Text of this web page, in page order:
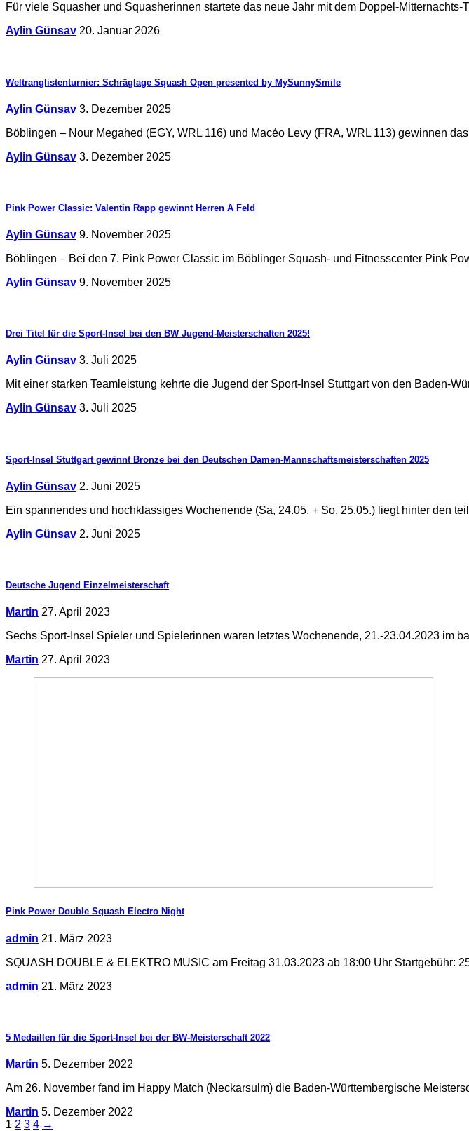
Für viele Squasher und Squasherinnen startete das neue Jahr mit dem Doppel-
Aylin Günsav 20. Januar 2026
Weltranglistenturnier: Schräglage Squash Open presented by MySunnySmile
Aylin Günsav 3. Dezember 2025
Böblingen – Nour Megahed (EGY, WRL 116) und Macéo Levy (FRA, WRL 113) gewinnen
Aylin Günsav 3. Dezember 2025
Pink Power Classic: Valentin Rapp gewinnt Herren A Feld
Aylin Günsav 9. November 2025
Böblingen – Bei den 7. Pink Power Classic im Böblinger Squash- und Fitnesscenter Pink
Aylin Günsav 9. November 2025
Drei Titel für die Sport-Insel bei den BW Jugend-Meisterschaften 2025!
Aylin Günsav 3. Juli 2025
Mit einer starken Teamleistung kehrte die Jugend der Sport-Insel Stuttgart von den Baden-
Aylin Günsav 3. Juli 2025
Sport-Insel Stuttgart gewinnt Bronze bei den Deutschen Damen-Mannschaftsmeisterschaften 2025
Aylin Günsav 2. Juni 2025
Ein spannendes und hochklassiges Wochenende (Sa, 24.05. + So, 25.05.) liegt hinter den
Aylin Günsav 2. Juni 2025
Deutsche Jugend Einzelmeisterschaft
Martin 27. April 2023
Sechs Sport-Insel Spieler und Spielerinnen waren letztes Wochenende, 21.-23.04.2023 im
Martin 27. April 2023
Pink Power Double Squash Electro Night
admin 21. März 2023
SQUASH DOUBLE & ELEKTRO MUSIC am Freitag 31.03.2023 ab 18:00 Uhr Startgebühr:
admin 21. März 2023
5 Medaillen für die Sport-Insel bei der BW-Meisterschaft 2022
Martin 5. Dezember 2022
Am 26. November fand im Happy Match (Neckarsulm) die Baden-Württembergische
Martin 5. Dezember 2022
Seitennummerierung
1 2 3 4 →